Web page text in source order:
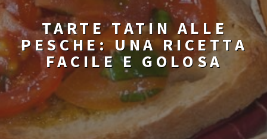
TARTE TATIN ALLE
PESCHE: UNA RICETTA
FACILE E GOLOSA